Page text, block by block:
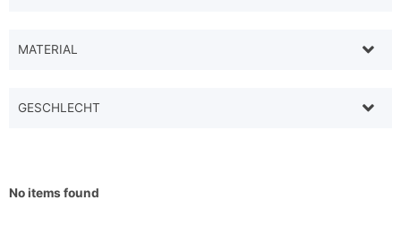
MATERIAL
GESCHLECHT
No items found